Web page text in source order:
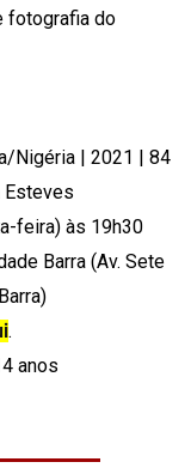
fotografia do
Nigéria | 2021 | 84
Esteves
feira) às 19h30
Barra (Av. Sete
.
anos